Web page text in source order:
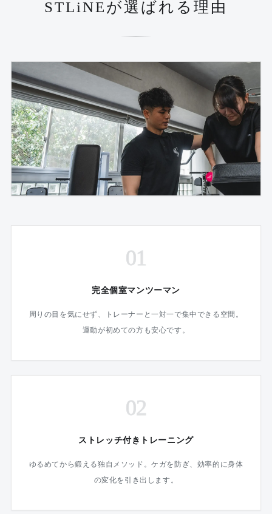
STLiNEが選ばれる理由
01
完全個室マンツーマン
周りの目を気にせず、トレーナーと一対一で集中できる空間。
運動が初めての方も安心です。
02
ストレッチ付きトレーニング
ゆるめてから鍛える独自メソッド。ケガを防ぎ、効率的に身体
の変化を引き出します。